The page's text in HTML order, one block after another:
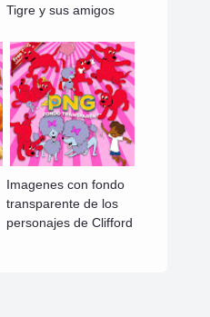
Tigre y sus amigos
Imagenes con fondo
transparente de los
personajes de Clifford